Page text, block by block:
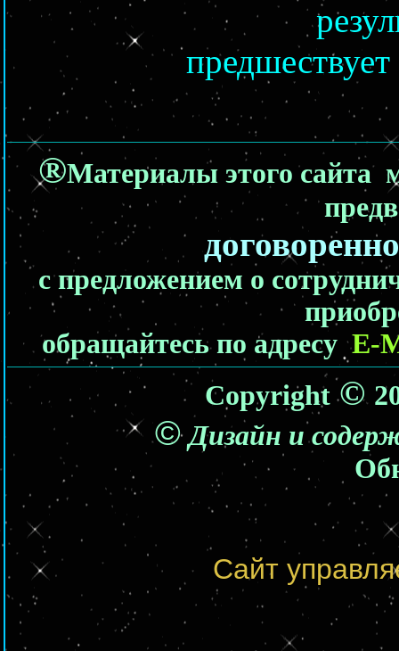
®Материалы этого сайта
с предложением о
обращайтесь по адресу E-
Copyright©
© Дизайн и
Сайт